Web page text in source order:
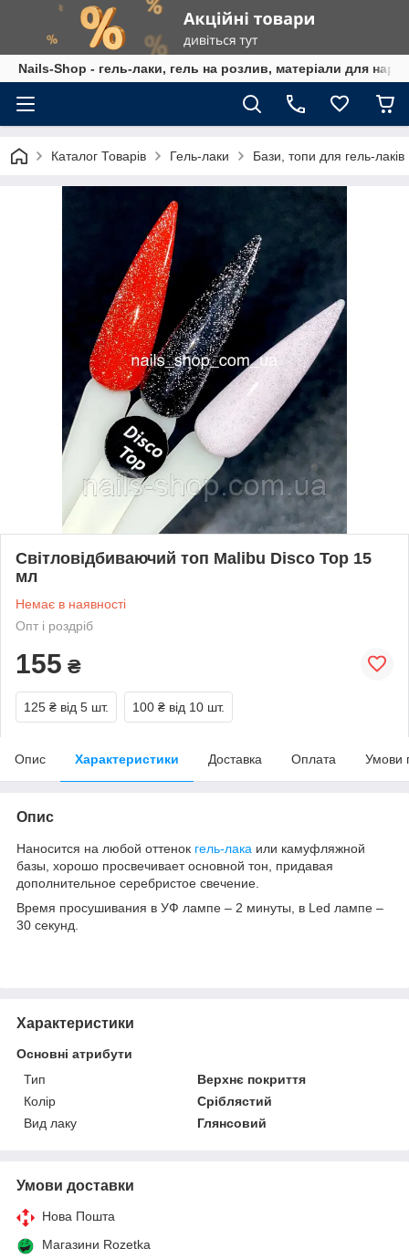
Nails-Shop - гель-лаки, гель на розлив, матеріали для
Каталог Товарів Гель-лаки Бази, топи для гель-лаків
Світловідбиваючий топ Malibu Disco Тор 15
мл
Немає в наявності
Опт і роздріб
155 ₴
125 ₴ від 5 шт. 100 ₴ від 10 шт.
Опис Характеристики Доставка Оплата Умови
Опис
Наносится на любой оттенок гель-лака или камуфляжной
базы, хорошо просвечивает основной тон, придавая
дополнительное серебристое свечение.
Время просушивания в УФ лампе – 2 минуты, в Led лампе –
30 секунд.
Характеристики
Основні атрибути
Тип
Верхнє покриття
Колір
Сріблястий
Вид лаку
Глянсовий
Умови доставки
Нова Пошта
Магазини Rozetka